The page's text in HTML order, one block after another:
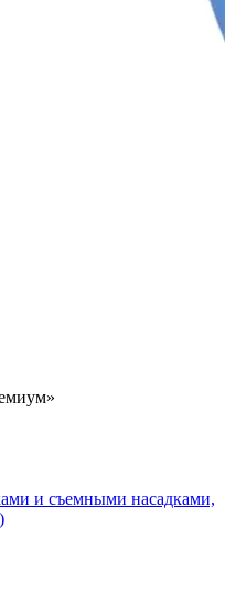
и съемными насадками,